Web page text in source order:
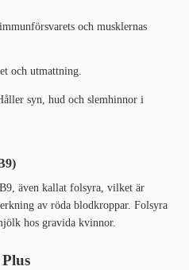
och musklernas
och utmattning.
syn, hud och slemhinnor i
även kallat folsyra, vilket är
av röda blodkroppar. Folsyra
hos gravida kvinnor.